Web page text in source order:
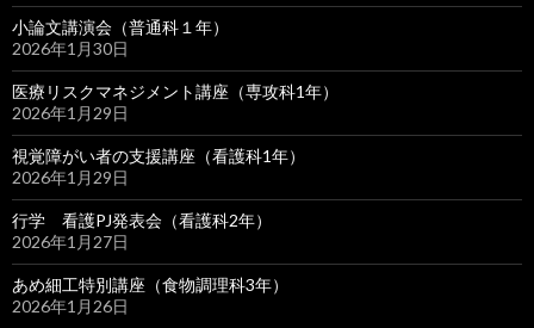
小論文講演会（普通科１年）
2026年1月30日
医療リスクマネジメント講座（専攻科1年）
2026年1月29日
視覚障がい者の支援講座（看護科1年）
2026年1月29日
行学 看護PJ発表会（看護科2年）
2026年1月27日
あめ細工特別講座（食物調理科3年）
2026年1月26日